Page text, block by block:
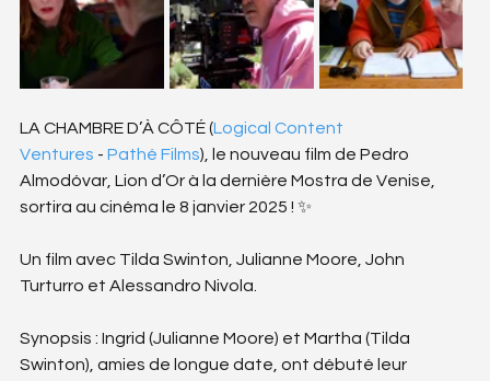
LA CHAMBRE D’À CÔTÉ (Logical Content
Ventures - Pathé Films), le nouveau film de Pedro
Almodóvar, Lion d’Or à la dernière Mostra de Venise,
sortira au cinéma le 8 janvier 2025 ! ✨
Un film avec Tilda Swinton, Julianne Moore, John
Turturro et Alessandro Nivola.
Synopsis : Ingrid (Julianne Moore) et Martha (Tilda
Swinton), amies de longue date, ont débuté leur